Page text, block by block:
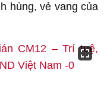
hùng, vẻ vang của